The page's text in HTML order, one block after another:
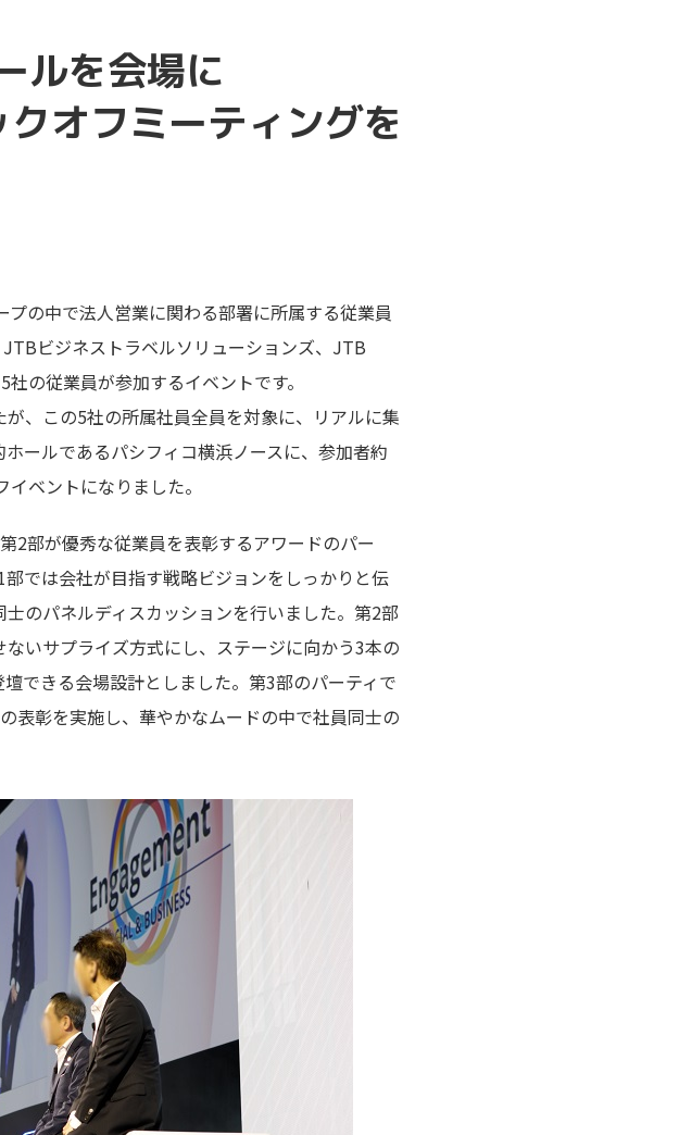
ルを会場に
オフミーティングを
の中で法人営業に関わる部署に所属する従業員
ビジネストラベルソリューションズ、JTB
の従業員が参加するイベントです。
、この5社の所属社員全員を対象に、リアルに集
ールであるパシフィコ横浜ノースに、参加者約
ベントになりました。
2部が優秀な従業員を表彰するアワードのパー
では会社が目指す戦略ビジョンをしっかりと伝
のパネルディスカッションを行いました。第2部
いサプライズ方式にし、ステージに向かう3本の
できる会場設計としました。第3部のパーティで
表彰を実施し、華やかなムードの中で社員同士の